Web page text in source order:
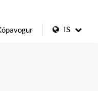
IS